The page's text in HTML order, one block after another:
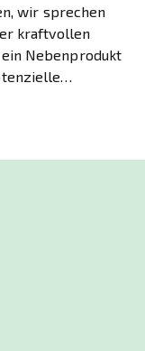
wir sprechen
kraftvollen
Nebenprodukt